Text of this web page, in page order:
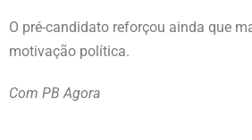
O pré-candidato reforçou ainda que
motivação política.
Com PB Agora